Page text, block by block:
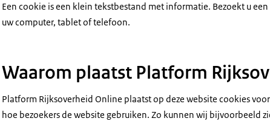
Een cookie is een klein tekstbestand met informatie. Bezoekt u
uw computer, tablet of telefoon.
Waarom plaatst Platform
Platform Rijksoverheid Online plaatst op deze website cookies
hoe bezoekers de website gebruiken. Zo kunnen wij bijvoorbeeld